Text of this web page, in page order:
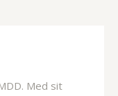
Med sit